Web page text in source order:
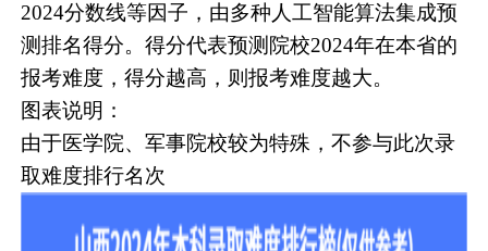
2024分数线等因子，由多种人工智能算法集成预
测排名得分。得分代表预测院校2024年在本省的
报考难度，得分越高，则报考难度越大。
图表说明：
由于医学院、军事院校较为特殊，不参与此次录
取难度排行名次